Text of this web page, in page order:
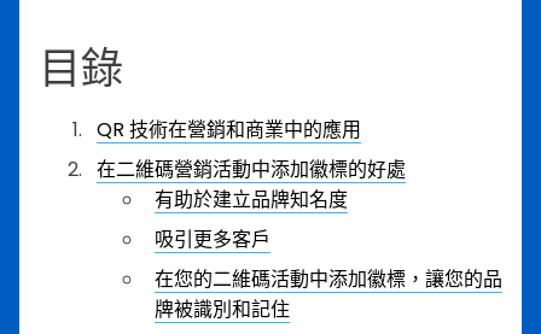
目錄
QR 技術在營銷和商業中的應用
在二維碼營銷活動中添加徽標的好處
有助於建立品牌知名度
吸引更多客戶
在您的二維碼活動中添加徽標，讓您的品
牌被識別和記住